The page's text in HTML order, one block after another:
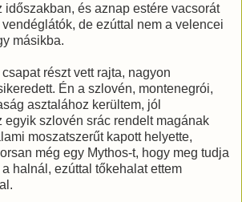
időszakban, és aznap estére vacsorát
de ezúttal nem a velencei
másikba.
részt vett rajta, nagyon
Én a szlovén, montenegrói,
asztalához kerültem, jól
egyik szlovén srác rendelt magának
moszatszerűt kapott helyette,
még egy Mythos-t, hogy meg tudja
halnál, ezúttal tőkehalat ettem